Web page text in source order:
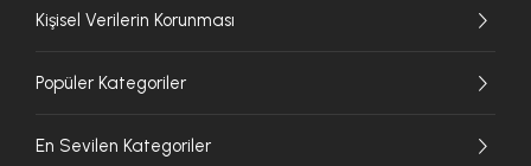
Kişisel Verilerin Korunması
Popüler Kategoriler
En Sevilen Kategoriler